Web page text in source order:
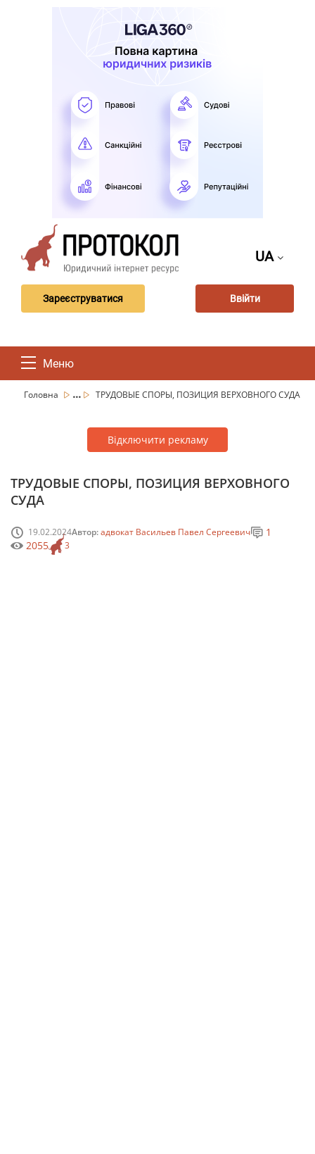
UA
Зареєструватися Ввійти
Меню
Головна ... ТРУДОВЫЕ СПОРЫ, ПОЗИЦИЯ ВЕРХОВНОГО СУДА
Відключити рекламу
ТРУДОВЫЕ СПОРЫ, ПОЗИЦИЯ ВЕРХОВНОГО
СУДА
19.02.2024Автор:адвокат Васильев Павел Сергеевич
3
1
2055